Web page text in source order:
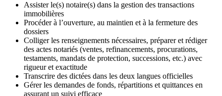
Assister le(s) notaire(s) dans la gestion des transactions
immobilières
Procéder à l’ouverture, au maintien et à la fermeture des
dossiers
Colliger les renseignements nécessaires, préparer et rédiger
des actes notariés (ventes, refinancements, procurations,
testaments, mandats de protection, successions, etc.) avec
rigueur et exactitude
Transcrire des dictées dans les deux langues officielles
Gérer les demandes de fonds, répartitions et quittances en
assurant un suivi efficace